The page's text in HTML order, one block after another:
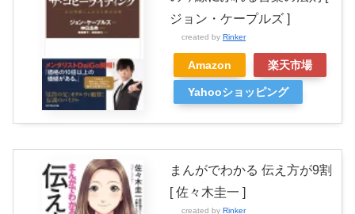
ジョン・ケープルズ ]
created by Rinker
Amazon 楽天市場
Yahooショッピング
まんがでわかる 伝え方が9割
[ 佐々木圭一 ]
created by Rinker